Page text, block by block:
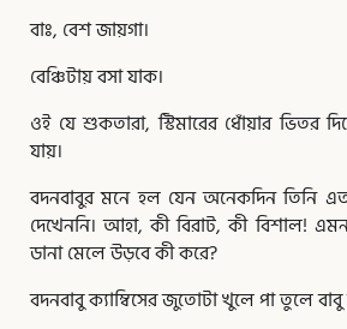
বাঃ, বেশ জায়গা।
বেঞ্চিটায় বসা যাক।
ওই যে শুকতারা, স্টিমারের ধোঁয়ার ভিতর
যায়।
বদনবাবুর মনে হল যেন অনেকদিন তিনি
দেখেননি। আহা, কী বিরাট, কী বিশাল!
ডানা মেলে উড়বে কী করে?
বদনবাবু ক্যাম্বিসের জুতোটা খুলে পা তুলে